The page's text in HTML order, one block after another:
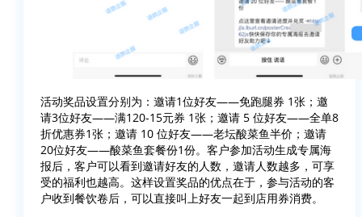
活动奖品设置分别为：邀请1位好友——免跑腿券 1张；邀
请3位好友——满120-15元券 1张；邀请 5 位好友——全单8
折优惠券1张；邀请 10 位好友——老坛酸菜鱼半价；邀请
20位好友——酸菜鱼套餐份1份。客户参加活动生成专属海
报后，客户可以看到邀请好友的人数，邀请人数越多，可享
受的福利也越高。这样设置奖品的优点在于，参与活动的客
户收到餐饮卷后，可以直接叫上好友一起到店用券消费。